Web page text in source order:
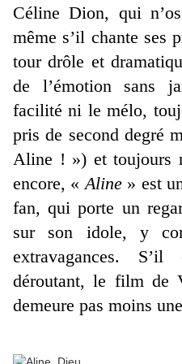
Céline Dion, qui
même s’il chante ses
tour drôle et
de l’émotion sans
facilité ni le mélo,
pris de second degré
Aline ! ») et toujours
encore, «Aline» est
fan, qui porte un
sur son idole, y
extravagances.
déroutant, le film de
demeure pas moins